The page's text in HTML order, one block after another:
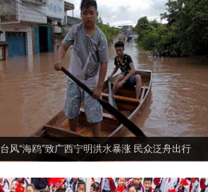
台风“海鸥”致广西宁明洪水暴涨 民众泛舟出行